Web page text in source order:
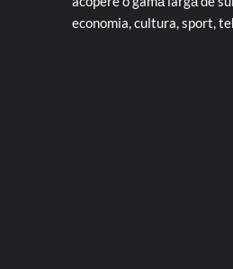
economia, cultura, sport,